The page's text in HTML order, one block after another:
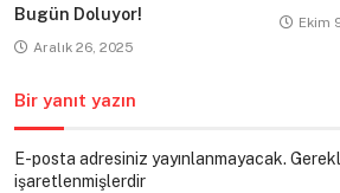
Bugün Doluyor!
Aralık 26, 2025
Ekim
Bir yanıt yazın
E-posta adresiniz yayınlanmayacak.
işaretlenmişlerdir